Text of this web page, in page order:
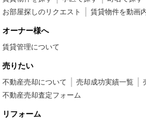
お部屋探しのリクエスト
賃貸物件を動画
オーナー様へ
賃貸管理について
売りたい
不動産売却について 売却成功実績一覧
不動産売却査定フォーム
リフォーム